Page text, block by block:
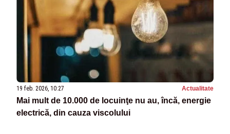
19 feb. 2026, 10:27 Actualitate
Mai mult de 10.000 de locuinţe nu au, încă, energie
electrică, din cauza viscolului